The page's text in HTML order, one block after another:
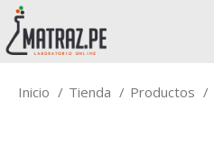
Inicio Tienda Productos